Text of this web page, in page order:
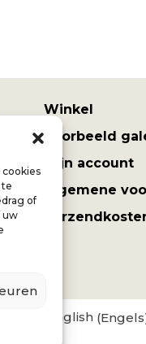
te
of
uw
Winkel
Voorbeeld
Mijn account
Algemene
English (Engels